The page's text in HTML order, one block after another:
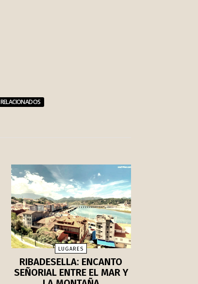
RELACIONADOS
LUGARES
RIBADESELLA: ENCANTO
SEÑORIAL ENTRE EL MAR Y